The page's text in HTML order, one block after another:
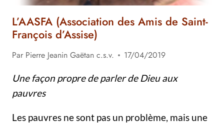
L’AASFA (Association des Amis de Saint-
François d’Assise)
Par Pierre Jeanin Gaëtan c.s.v.
17/04/2019
Une façon propre de parler de Dieu aux
pauvres
Les pauvres ne sont pas un problème, mais une